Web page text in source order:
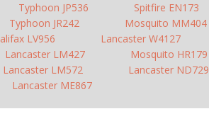
Typhoon JP536 Spitfire EN173
Typhoon JR242 Mosquito MM404
LV956 Lancaster W4127
Lancaster LM427 Mosquito HR179
Lancaster LM572 Lancaster ND729
Lancaster ME867